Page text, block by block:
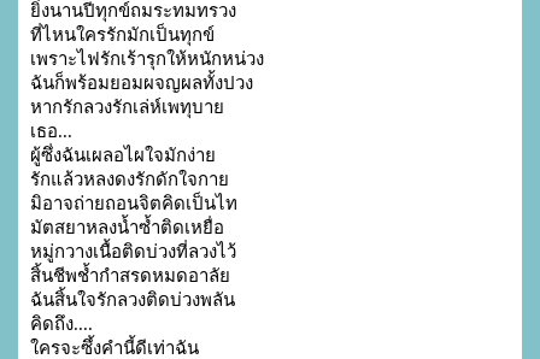
ยิ่งนานปีทุกข์ถมระทมทรวง
ที่ไหนใครรักมักเป็นทุกข์
เพราะไฟรักเร้ารุกให้หนักหน่วง
ฉันก็พร้อมยอมผจญผลทั้งปวง
หากรักลวงรักเล่ห์เพทุบาย
เธอ...
ผู้ซึ่งฉันเผลอไผใจมักง่าย
รักแล้วหลงดงรักดักใจกาย
มิอาจถ่ายถอนจิตคิดเป็นไท
มัตสยาหลงน้ำซ้ำติดเหยื่อ
หมู่กวางเนื้อติดบ่วงที่ลวงไว้
สิ้นชีพช้ำกำสรดหมดอาลัย
ฉันสิ้นใจรักลวงติดบ่วงพลัน
คิดถึง....
ใครจะซึ้งคำนี้ดีเท่าฉัน